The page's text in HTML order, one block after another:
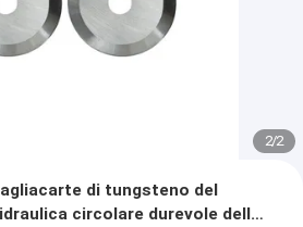
2/2
di tungsteno del
circolare durevole della